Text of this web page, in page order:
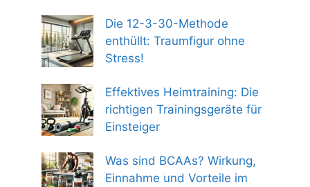
Die 12-3-30-Methode
enthüllt: Traumfigur ohne
Stress!
Effektives Heimtraining: Die
richtigen Trainingsgeräte für
Einsteiger
Was sind BCAAs? Wirkung,
Einnahme und Vorteile im